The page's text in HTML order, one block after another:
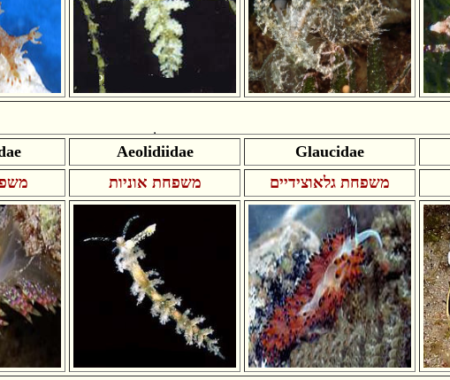
Aeolidiidae Glaucidae
משפחת אוניות משפחת גלאוצידיים